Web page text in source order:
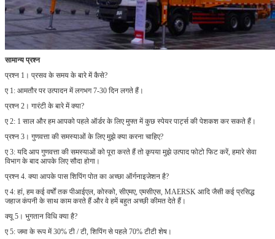
सामान्य प्रश्न
प्रश्न 1। प्रसव के समय के बारे में कैसे?
ए 1: आमतौर पर उत्पादन में लगभग 7-30 दिन लगते हैं।
प्रश्न 2। गारंटी के बारे में क्या?
ए 2: 1 साल और हम आपको पहले ऑर्डर के लिए मुफ्त में कुछ स्पेयर पार्ट्स की पेशकश कर सकते हैं।
प्रश्न 3। गुणवत्ता की समस्याओं के लिए मुझे क्या करना चाहिए?
ए 3: यदि आप गुणवत्ता की समस्याओं को पूरा करते हैं तो कृपया मुझे उत्पाद फोटो फिट करें, हमारे सेवा
विभाग के बाद आपके लिए सौदा होगा।
प्रश्न 4. क्या आपके पास शिपिंग पोत का अच्छा ऑर्गनाइजेशन है?
ए 4: हां, हम कई वर्षों तक पीआईएल, कोस्को, सीएमए, एमसीएस, MAERSK आदि जैसी कई प्रसिद्ध
जहाज कंपनी के साथ काम करते हैं और वे हमें बहुत अच्छी कीमत देते हैं।
क्यू 5। भुगतान विधि क्या है?
ए 5: जमा के रूप में 30% टी / टी, शिपिंग से पहले 70% टीटी शेष।